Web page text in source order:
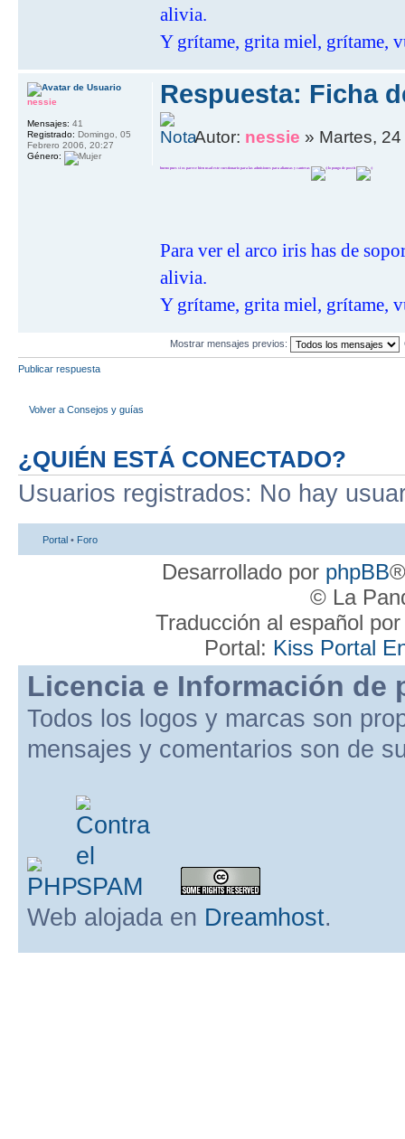
alivia.
Y grítame, grita miel, grítame,
Respuesta: Ficha
Autor: nessie » Martes,
bueno pues si os parece bien usad este cuestionario para las admisiones para alianzas y canteras lo pongo de post it
Para ver el arco iris has de
alivia.
Y grítame, grita miel, grítame,
nessie
Mensajes: 41
Registrado: Domingo, 05
Febrero 2006, 20:27
Género:
Mostrar mensajes previos:
Publicar respuesta
Volver a Consejos y guías
¿QUIÉN ESTÁ CONECTADO?
Usuarios registrados: No hay
Portal • Foro
Desarrollado por phpBB
© La
Traducción al español
Portal: Kiss Portal
Licencia e Información de
Todos los logos y marcas son
mensajes y comentarios son de
Web alojada en Dreamhost.